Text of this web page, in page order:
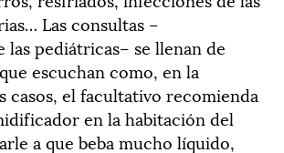
Las consultas –
las pediátricas– se llenan de
escuchan como, en la
casos, el facultativo recomienda
en la habitación del
a que beba mucho líquido,